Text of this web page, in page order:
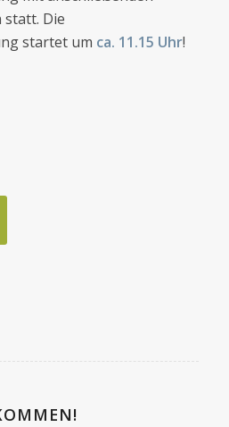
statt. Die
startet um ca. 11.15 Uhr!